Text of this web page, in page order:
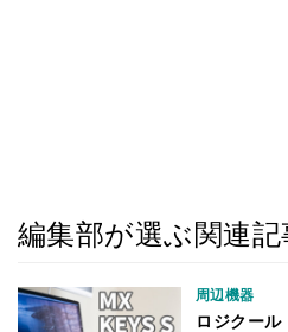
編集部が選ぶ関連記
周辺機器
ロジクー